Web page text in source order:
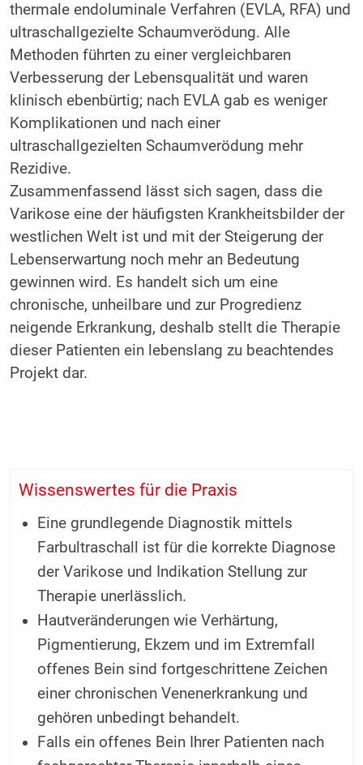
thermale endoluminale Verfahren (EVLA, RFA) und
ultraschallgezielte Schaumverödung. Alle
Methoden führten zu einer vergleichbaren
Verbesserung der Lebensqualität und waren
klinisch ebenbürtig; nach EVLA gab es weniger
Komplikationen und nach einer
ultraschallgezielten Schaumverödung mehr
Rezidive.
Zusammenfassend lässt sich sagen, dass die
Varikose eine der häufigsten Krankheitsbilder der
westlichen Welt ist und mit der Steigerung der
Lebenserwartung noch mehr an Bedeutung
gewinnen wird. Es handelt sich um eine
chronische, unheilbare und zur Progredienz
neigende Erkrankung, deshalb stellt die Therapie
dieser Patienten ein lebenslang zu beachtendes
Projekt dar.
Wissenswertes für die Praxis
Eine grundlegende Diagnostik mittels
Farbultraschall ist für die korrekte Diagnose
der Varikose und Indikation Stellung zur
Therapie unerlässlich.
Hautveränderungen wie Verhärtung,
Pigmentierung, Ekzem und im Extremfall
offenes Bein sind fortgeschrittene Zeichen
einer chronischen Venenerkrankung und
gehören unbedingt behandelt.
Falls ein offenes Bein Ihrer Patienten nach